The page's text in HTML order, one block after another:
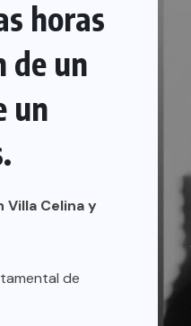
horas
de un
un
Celina y
de